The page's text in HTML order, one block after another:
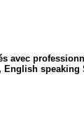
avec
speaking